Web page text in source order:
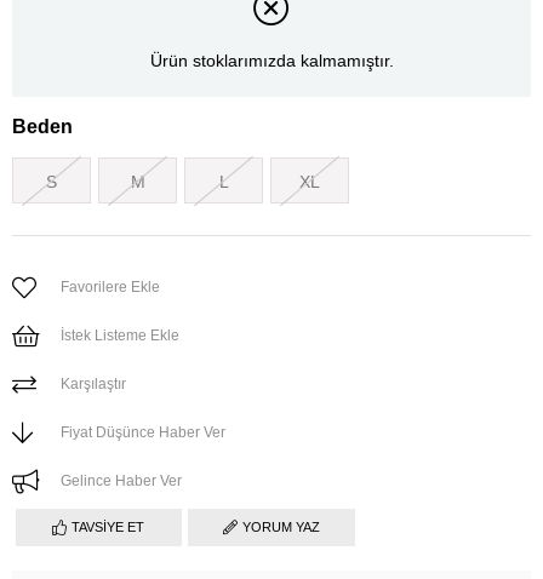
Ürün stoklarımızda kalmamıştır.
Beden
S M L XL
Favorilere Ekle
İstek Listeme Ekle
Karşılaştır
Fiyat Düşünce Haber Ver
Gelince Haber Ver
TAVSIYE ET YORUM YAZ